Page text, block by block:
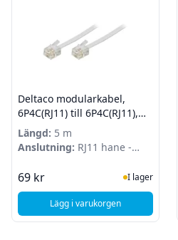
Deltaco modularkabel,
6P4C(RJ11) till 6P4C(RJ11),
5m, vit
Längd: 5 m
Anslutning: RJ11 hane -
69 kr I Lager
I lager
Lägg i varukorgen, Deltaco modularkabel,